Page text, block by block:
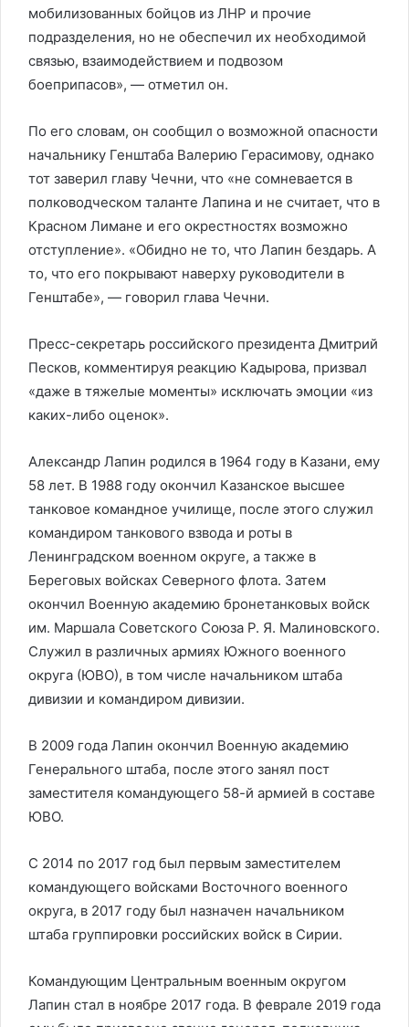
мобилизованных бойцов из ЛНР и прочие
подразделения, но не обеспечил их необходимой
связью, взаимодействием и подвозом
боеприпасов», — отметил он.
По его словам, он сообщил о возможной опасности
начальнику Генштаба Валерию Герасимову, однако
тот заверил главу Чечни, что «не сомневается в
полководческом таланте Лапина и не считает, что в
Красном Лимане и его окрестностях возможно
отступление». «Обидно не то, что Лапин бездарь. А
то, что его покрывают наверху руководители в
Генштабе», — говорил глава Чечни.
Пресс-секретарь российского президента Дмитрий
Песков, комментируя реакцию Кадырова, призвал
«даже в тяжелые моменты» исключать эмоции «из
каких-либо оценок».
Александр Лапин родился в 1964 году в Казани, ему
58 лет. В 1988 году окончил Казанское высшее
танковое командное училище, после этого служил
командиром танкового взвода и роты в
Ленинградском военном округе, а также в
Береговых войсках Северного флота. Затем
окончил Военную академию бронетанковых войск
им. Маршала Советского Союза Р. Я. Малиновского.
Служил в различных армиях Южного военного
округа (ЮВО), в том числе начальником штаба
дивизии и командиром дивизии.
В 2009 года Лапин окончил Военную академию
Генерального штаба, после этого занял пост
заместителя командующего 58-й армией в составе
ЮВО.
С 2014 по 2017 год был первым заместителем
командующего войсками Восточного военного
округа, в 2017 году был назначен начальником
штаба группировки российских войск в Сирии.
Командующим Центральным военным округом
Лапин стал в ноябре 2017 года. В феврале 2019 года